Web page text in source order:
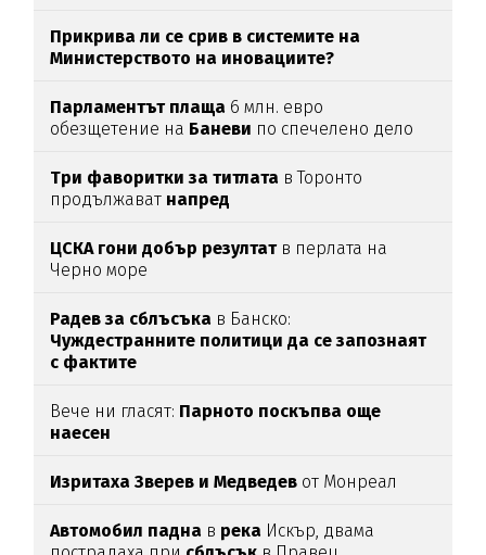
Прикрива ли се срив в системите на
Министерството на иновациите?
Парламентът плаща 6 млн. евро
обезщетение на Баневи по спечелено дело
Три фаворитки за титлата в Торонто
продължават напред
ЦСКА гони добър резултат в перлата на
Черно море
Радев за сблъсъка в Банско:
Чуждестранните политици да се запознаят
с фактите
Вече ни гласят: Парното поскъпва още
наесен
Изритаха Зверев и Медведев от Монреал
Автомобил падна в река Искър, двама